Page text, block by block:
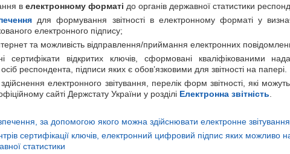
в електронному форматі до органів державної статистики
для формування звітності в електронному форматі у
електронного підпису;
та можливість відправлення/приймання електронних
сертифікати відкритих ключів, сформовані кваліфікованими
респондента, підписи яких є обов’язковими для звітності на папері.
здійснення електронного звітування, перелік форм звітності, які
сайті Держстату України у розділі Електронна звітність
за допомогою якого можна здійснювати електронне звітування
сертифікації ключів, електронний цифровий підпис яких можливо
статистики